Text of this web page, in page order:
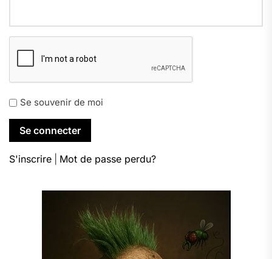
Se souvenir de moi
S'inscrire Mot de passe perdu?